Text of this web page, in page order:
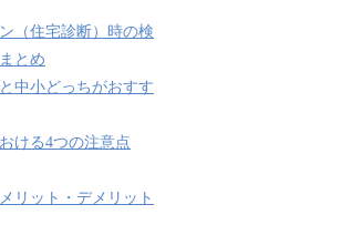
（住宅診断）時の検
とめ
中小どっちがおすす
ける4つの注意点
リット・デメリット